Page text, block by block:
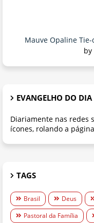
Mauve Opaline
by
EVANGELHO DO DIA
Diariamente nas redes
ícones, rolando a
TAGS
Brasil Deus
Pastoral da Família